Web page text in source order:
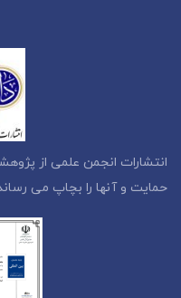
انتشارات انجمن علمی از
حمایت و آنها را بچاپ می